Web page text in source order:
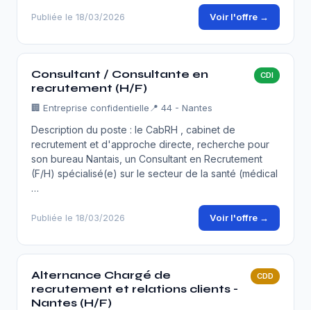
Publiée le 18/03/2026 Voir l'offre →
Consultant / Consultante en
recrutement (H/F)
CDI
🏢 Entreprise confidentielle 📍 44 - Nantes
Description du poste : le CabRH , cabinet de
recrutement et d'approche directe, recherche pour
son bureau Nantais, un Consultant en Recrutement
(F/H) spécialisé(e) sur le secteur de la santé (médical
…
Publiée le 18/03/2026 Voir l'offre →
Alternance Chargé de
recrutement et relations clients -
Nantes (H/F)
CDD